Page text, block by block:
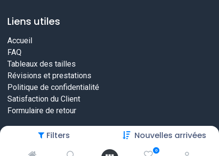
Filters Nouvelles arrivées
0
Liens utiles
Accueil
FAQ
Tableaux des tailles
Révisions et prestations
Politique de confidentialité
Satisfaction du Client
Formulaire de retour